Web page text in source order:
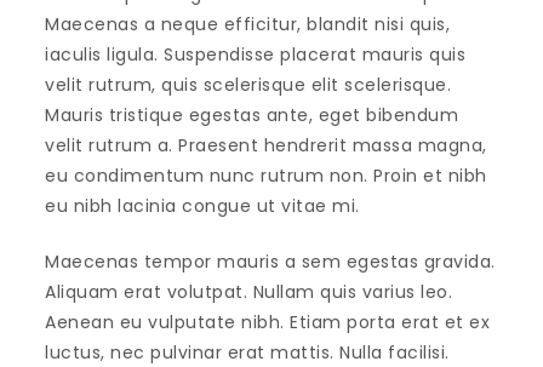
Maecenas a neque efficitur, blandit nisi quis,
iaculis ligula. Suspendisse placerat mauris quis
velit rutrum, quis scelerisque elit scelerisque.
Mauris tristique egestas ante, eget bibendum
velit rutrum a. Praesent hendrerit massa magna,
eu condimentum nunc rutrum non. Proin et nibh
eu nibh lacinia congue ut vitae mi.
Maecenas tempor mauris a sem egestas gravida.
Aliquam erat volutpat. Nullam quis varius leo.
Aenean eu vulputate nibh. Etiam porta erat et ex
luctus, nec pulvinar erat mattis. Nulla facilisi.